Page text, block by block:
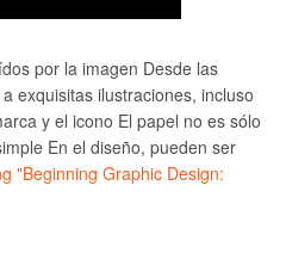
por la imagen Desde las
exquisitas ilustraciones, incluso
y el icono El papel no es sólo
En el diseño, pueden ser
"Beginning Graphic Design: